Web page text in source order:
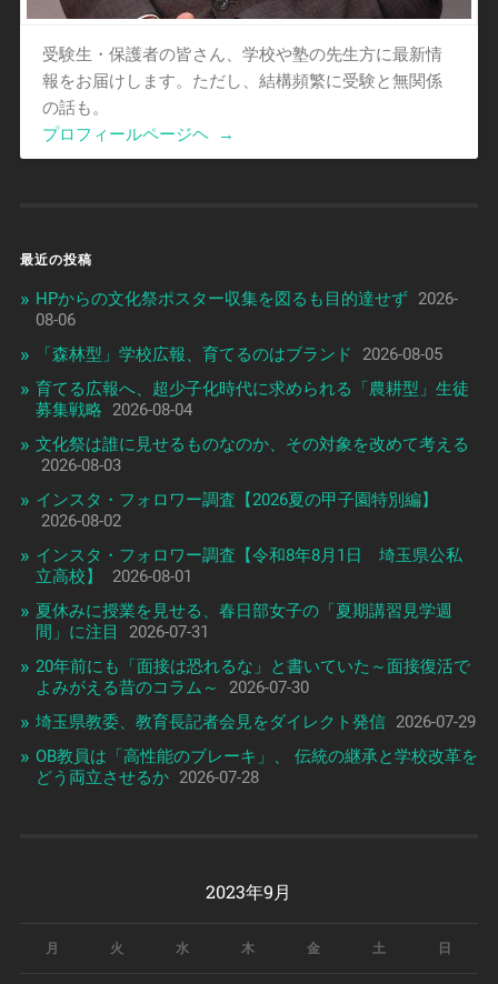
受験生・保護者の皆さん、学校や塾の先生方に最新情
報をお届けします。ただし、結構頻繁に受験と無関係
の話も。
プロフィールページヘ
→
最近の投稿
HPからの文化祭ポスター収集を図るも目的達せず 2026-
08-06
「森林型」学校広報、育てるのはブランド
2026-08-05
育てる広報へ、超少子化時代に求められる「農耕型」生徒
募集戦略
2026-08-04
文化祭は誰に見せるものなのか、その対象を改めて考える
2026-08-03
インスタ・フォロワー調査【2026夏の甲子園特別編】
2026-08-02
インスタ・フォロワー調査【令和8年8月1日 埼玉県公私
立高校】
2026-08-01
夏休みに授業を見せる、春日部女子の「夏期講習見学週
間」に注目
2026-07-31
20年前にも「面接は恐れるな」と書いていた～面接復活で
よみがえる昔のコラム～
2026-07-30
埼玉県教委、教育長記者会見をダイレクト発信 2026-07-29
OB教員は「高性能のブレーキ」、 伝統の継承と学校改革を
どう両立させるか 2026-07-28
2023年9月
月 火 水 木 金 土 日